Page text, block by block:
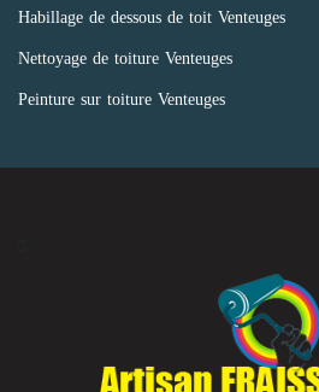
Habillage de dessous de toit Venteuges
Nettoyage de toiture Venteuges
Peinture sur toiture Venteuges